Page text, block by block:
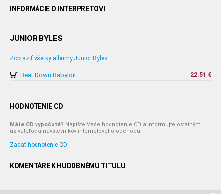
INFORMÁCIE O INTERPRETOVI
JUNIOR BYLES
-
Zobraziť všetky albumy Junior Byles
Beat Down Babylon 22.51 €
HODNOTENIE CD
Máte CD vypočuté? Napíšte Vaše hodnotenie CD a informujte ostatným
užívateľov a návštevníkov internetového obchodu.
Zadať hodnotenie CD
KOMENTÁRE K HUDOBNÉMU TITULU